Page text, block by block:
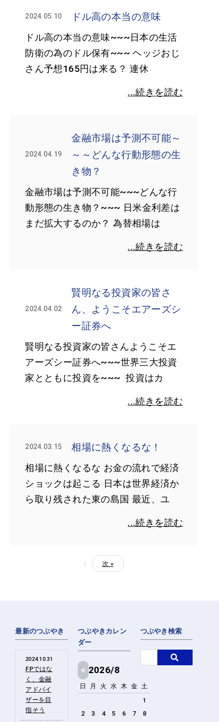
2024.05.10 ドル高の本当の意味
ドル高の本当の意味~~~日本の生活
防衛の為のドル保有~~~ ヘッジおじ
さん予想165円は来る？ 連休
...続きを読む
2024.04.19
金融市場は予測不可能～
～～どんな行動形態の生
き物？
金融市場は予測不可能~~~どんな行
動形態の生き物？~~~ 日米金利差は
まだ拡大するのか？ 為替相場は
...続きを読む
2024.04.02
賢明なる投資家の皆さ
ん、ようこそエアーズシ
ー証券へ
賢明なる投資家の皆さんようこそエ
アーズシー証券へ~~~世界三大投資
家とともに投資を~~~ 投資はカ
...続きを読む
2024.03.15 相場に熱くなるな！
相場に熱くなるな お金の流れで経済
ショックは起こる 日本は世界経済か
ら取り残された東の島国 最近、ユ
...続きを読む
| 次 »
最新のつぶやき
2024.10.31
FPではな
く、金融
アドバイ
ザーを目
指そう
つぶやきカレン
ダー
< 2026/8
日 月 火 水 木 金 土
1
2
3 4 5 6 7
8
つぶやき検索